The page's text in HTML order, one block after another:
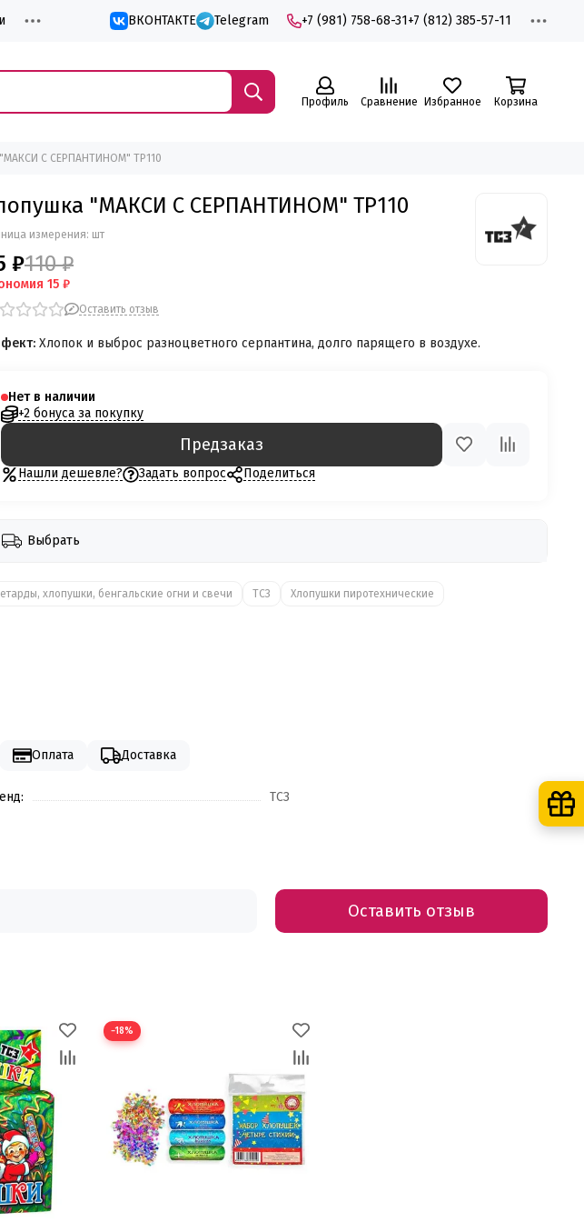
ВКОНТАКТЕ Telegram +7 (981) 758-68-31+7 (812) 385-57-11
Профиль Сравнение Избранное Корзина
С СЕРПАНТИНОМ" ТР110
"МАКСИ С СЕРПАНТИНОМ" ТР110
измерения: шт
₽110 ₽
15 ₽
Оставить отзыв
Хлопок и выброс разноцветного серпантина, долго парящего в воздухе.
Нет в наличии
+2 бонуса за покупку
Предзаказ
Нашли дешевле? Задать вопрос Поделиться
Выбрать
хлопушки, бенгальские огни и свечи ТСЗ Хлопушки пиротехнические
Оплата Доставка
ТСЗ
Оставить отзыв
−18%